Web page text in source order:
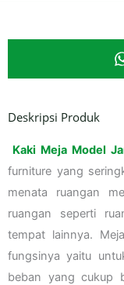
Deskripsi Produk
Kaki Meja Model
furniture yang
menata ruangan
ruangan seperti
tempat lainnya.
fungsinya yaitu
beban yang cukup